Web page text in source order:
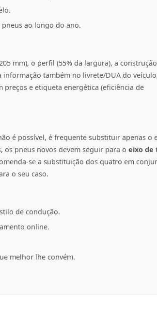
ao longo do ano.
mm), o perfil (55% da largura), a
informação também no livrete/DUA do
e etiqueta energética (eficiência de
é possível, é frequente substituir apenas o
pneus novos devem seguir para o eixo de
se a substituição dos quatro em
o seu caso.
de condução.
online.
melhor lhe convém.